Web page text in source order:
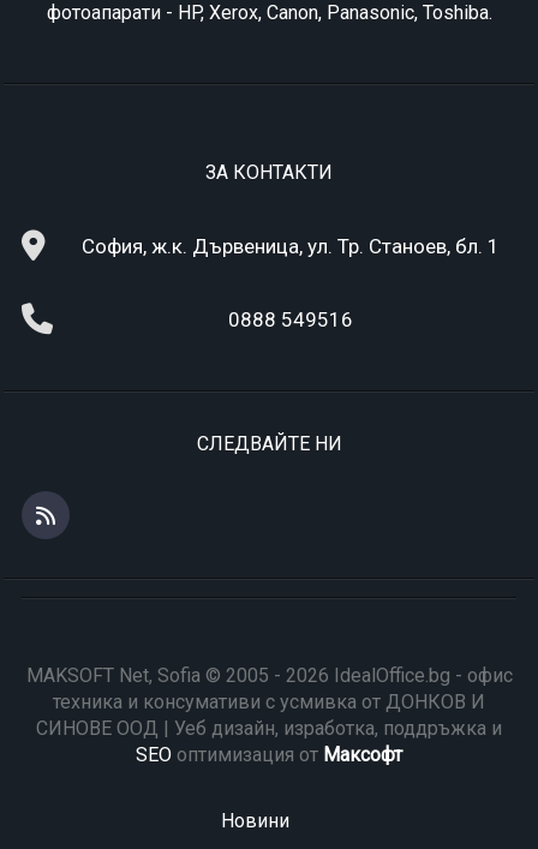
фотоапарати - HP, Xerox, Canon, Panasonic, Toshiba.
ЗА КОНТАКТИ
София, ж.к. Дървеница, ул. Тр. Станоев, бл. 1
0888 549516
СЛЕДВАЙТЕ НИ
MAKSOFT Net, Sofia © 2005 - 2026 IdealOffice.bg - офис
техника и консумативи с усмивка от ДОНКОВ И
СИНОВЕ ООД | Уеб дизайн, изработка, поддръжка и
SEO оптимизация от Максофт
Новини